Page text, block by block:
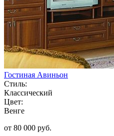
Гостиная Авиньон
Стиль:
Классический
Цвет:
Венге
от 80 000 руб.